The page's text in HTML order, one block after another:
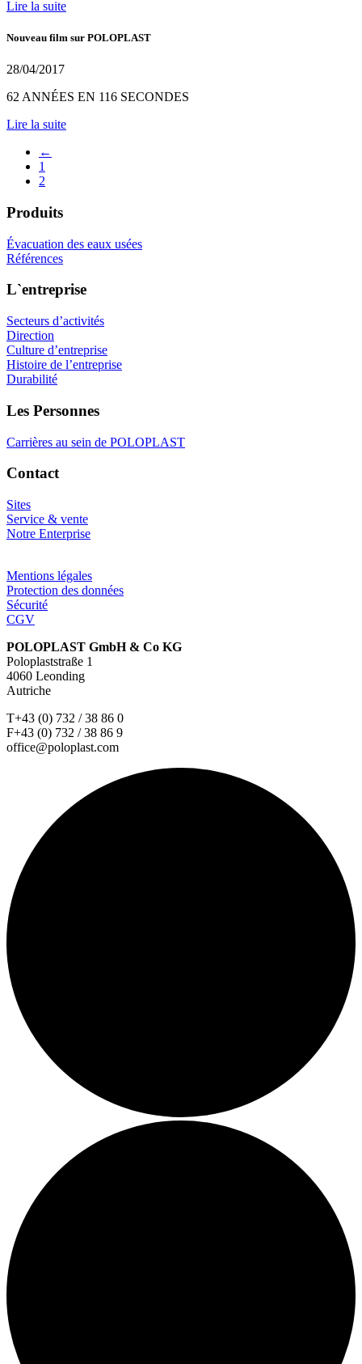
Lire la suite
Nouveau film sur POLOPLAST
28/04/2017
62 ANNÉES EN 116 SECONDES
Lire la suite
←
1
2
Produits
Évacuation des eaux usées
Références
L`entreprise
Secteurs d’activités
Direction
Culture d’entreprise
Histoire de l’entreprise
Durabilité
Les Personnes
Carrières au sein de POLOPLAST
Contact
Sites
Service & vente
Notre Enterprise
Mentions légales
Protection des données
Sécurité
CGV
POLOPLAST GmbH & Co KG
Poloplaststraße 1
4060 Leonding
Autriche
T+43 (0) 732 / 38 86 0
F+43 (0) 732 / 38 86 9
office@poloplast.com